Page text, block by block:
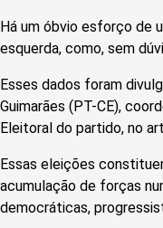
Há um óbvio esforço de
esquerda, como, sem
Esses dados foram
Guimarães (PT-CE),
Eleitoral do partido, no
Essas eleições
acumulação de forças
democráticas,